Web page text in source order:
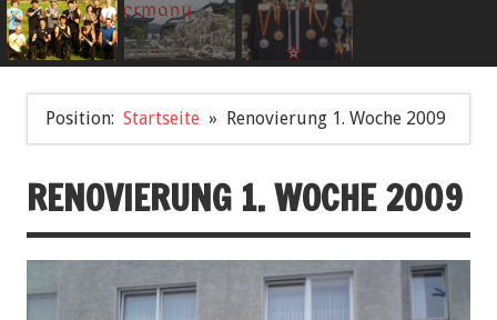
Position: Startseite Renovierung 1. Woche 2009
RENOVIERUNG 1. WOCHE 2009